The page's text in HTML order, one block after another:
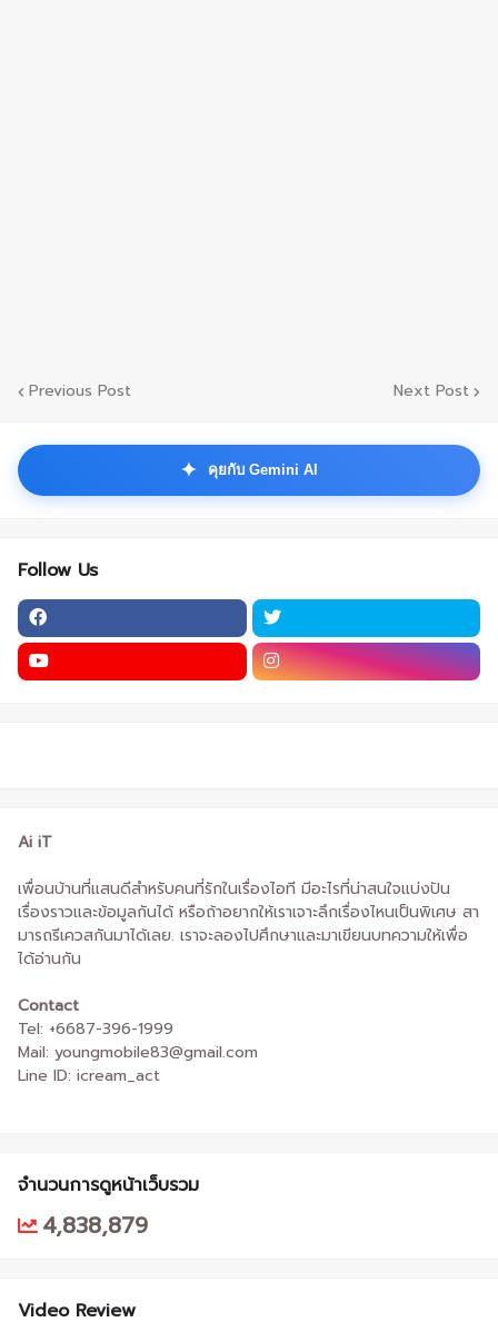
Previous Post Next Post
✦ คุยกับ Gemini AI
Follow Us
Ai iT
เพื่อนบ้านที่แสนดีสำหรับคนที่รักในเรื่องไอที มีอะไรที่น่าสนใจแบ่งปัน
เรื่องราวและข้อมูลกันได้ หรือถ้าอยากให้เราเจาะลึกเรื่องไหนเป็นพิเศษ สา
มารถรีเควสกันมาได้เลย. เราจะลองไปศึกษาและมาเขียนบทความให้เพื่อ
ได้อ่านกัน
Contact
Tel: +6687-396-1999
Mail: youngmobile83@gmail.com
Line ID: icream_act
จำนวนการดูหน้าเว็บรวม
4,838,879
Video Review